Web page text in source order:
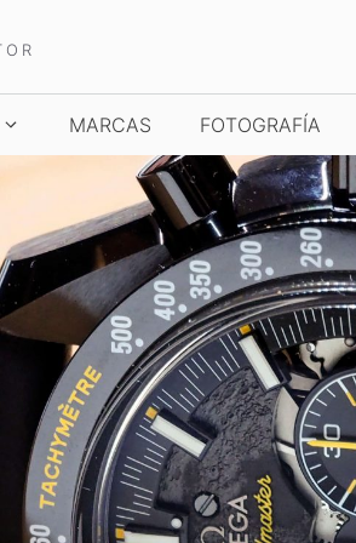
AND WONDERS
MARCAS FOTOGRAFÍA